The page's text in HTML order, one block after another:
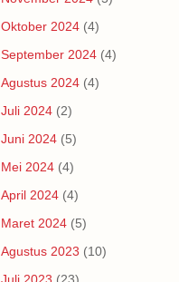
Oktober 2024 (4)
September 2024 (4)
Agustus 2024 (4)
Juli 2024 (2)
Juni 2024 (5)
Mei 2024 (4)
April 2024 (4)
Maret 2024 (5)
Agustus 2023 (10)